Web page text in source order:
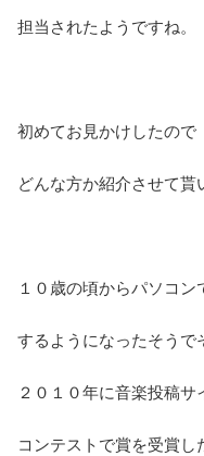
担当されたようですね。
初めてお見かけしたので
どんな方か紹介させて貰
１０歳の頃からパソコン
するようになったそうで
２０１０年に音楽投稿
コンテストで賞を受賞し